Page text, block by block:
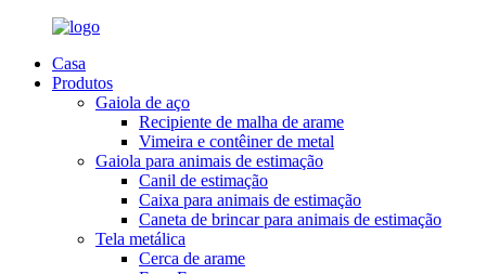
Casa
Produtos
Gaiola de aço
Recipiente de malha de arame
Vimeira e contêiner de metal
Gaiola para animais de estimação
Canil de estimação
Caixa para animais de estimação
Caneta de brincar para animais de estimação
Tela metálica
Cerca de arame